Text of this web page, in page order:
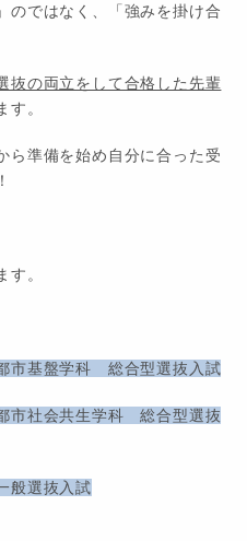
のではなく、「強みを掛け合
抜の両立をして合格した先輩
す。
ら準備を始め自分に合った受
す。
市基盤学科 総合型選抜入試
市社会共生学科 総合型選抜
般選抜入試